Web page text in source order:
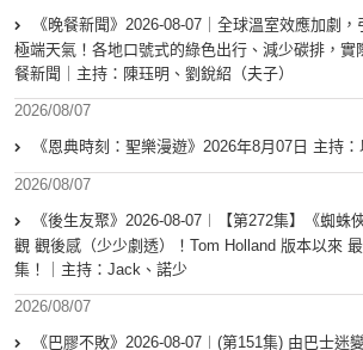
《晚餐新聞》2026-08-07｜全球溫室效應加劇
極端天氣！各地口號式的綠色出行、減少碳排，實
餐新聞｜主持：陳珏明、劉銳紹（夫子）
2026/08/07
《恩典時刻：聖樂漫遊》2026年8月07日 主持
2026/08/07
《後生友聚》2026-08-07︱【第272集】《蜘蛛
觀 觀後感（少少劇透）！Tom Holland 版本以來
集！｜主持：Jack、諾少
2026/08/07
《巴膠不敗》2026-08-07︱(第151集) 由巴士迷